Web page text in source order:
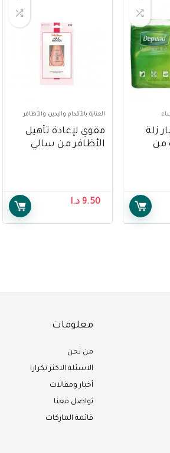
زلة
من
قطعة –
العناية بالأقدام واليدين والأظافر
مقوي لإعادة تأهيل
الأظافر من سالي
9.50 د.ا
معلومات
من نحن
الاسئلة الاكثر تكرارا
أخبار ومقالات
تواصل معنا
قائمة الماركات